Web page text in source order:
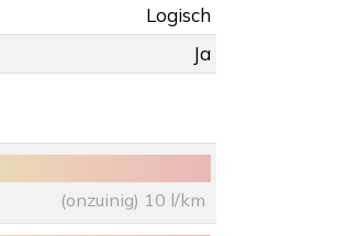
Logisch
Ja
(onzuinig) 10 l/km